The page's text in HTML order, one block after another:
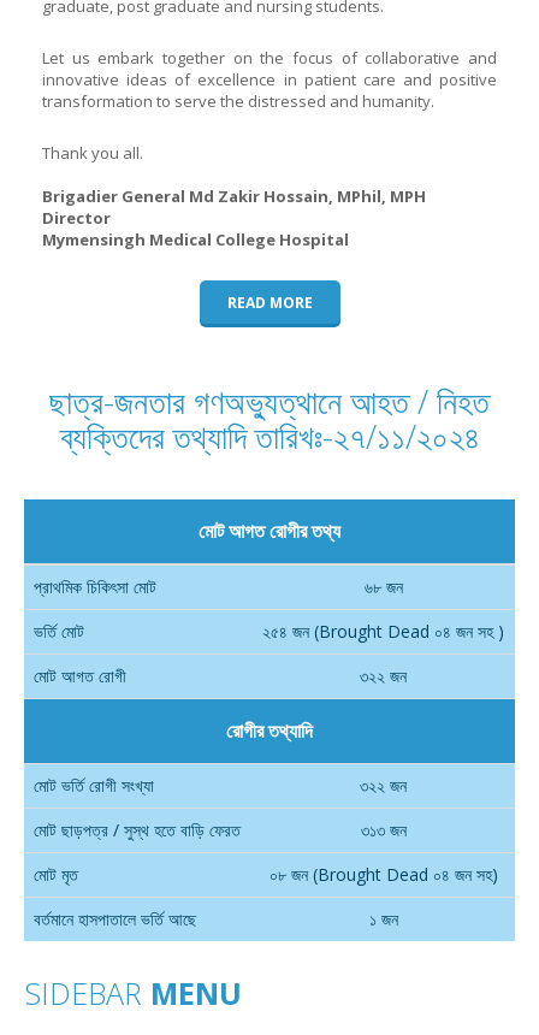
graduate, post graduate and nursing students.
Let us embark together on the focus of collaborative and
innovative ideas of excellence in patient care and positive
transformation to serve the distressed and humanity.
Thank you all.
Brigadier General Md Zakir Hossain, MPhil, MPH
Director
Mymensingh Medical College Hospital
READ MORE
ছাত্র-জনতার গণঅভ্যুত্থানে আহত / নিহত
ব্যক্তিদের তথ্যাদি তারিখঃ-২৭/১১/২০২৪
মোট আগত রোগীর তথ্য
প্রাথমিক চিকিৎসা মোট
৬৮ জন
ভর্তি মোট
২৫৪ জন (Brought Dead ০৪ জন সহ )
মোট আগত রোগী
৩২২ জন
রোগীর তথ্যাদি
মোট ভর্তি রোগী সংখ্যা
৩২২ জন
মোট ছাড়পত্র / সুস্থ হতে বাড়ি ফেরত
৩১৩ জন
মোট মৃত
০৮ জন (Brought Dead ০৪ জন সহ)
বর্তমানে হাসপাতালে ভর্তি আছে
১ জন
SIDEBAR MENU